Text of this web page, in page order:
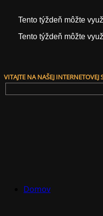
Tento týždeň môžte
Tento týždeň môžte
VITAJTE NA NAŠEJ INTERNETOVEJ
Domov